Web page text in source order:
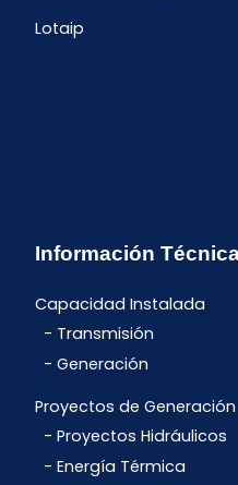
Lotaip
Información
Capacidad Instalada
Transmisión
Generación
Proyectos de Generación
Proyectos Hidráulicos
Energía Térmica